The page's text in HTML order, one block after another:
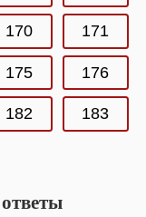
170 171
175 176
182 183